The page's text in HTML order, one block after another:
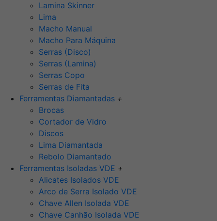
Lamina Skinner
Lima
Macho Manual
Macho Para Máquina
Serras (Disco)
Serras (Lamina)
Serras Copo
Serras de Fita
Ferramentas Diamantadas +
Brocas
Cortador de Vidro
Discos
Lima Diamantada
Rebolo Diamantado
Ferramentas Isoladas VDE +
Alicates Isolados VDE
Arco de Serra Isolado VDE
Chave Allen Isolada VDE
Chave Canhão Isolada VDE